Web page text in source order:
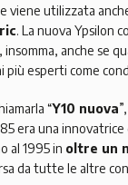
viene utilizzata
. La nuova Ypsilon
anche se
più esperti come
“Y10 nuova
era una
al 1995 in oltre un
da tutte le altre